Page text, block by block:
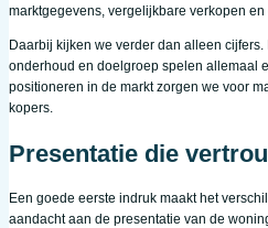
marktgegevens, vergelijkbare verkopen
Daarbij kijken we verder dan alleen
onderhoud en doelgroep spelen allemaal
positioneren in de markt zorgen we voor
kopers.
Presentatie die
Een goede eerste indruk maakt het
aandacht aan de presentatie van de